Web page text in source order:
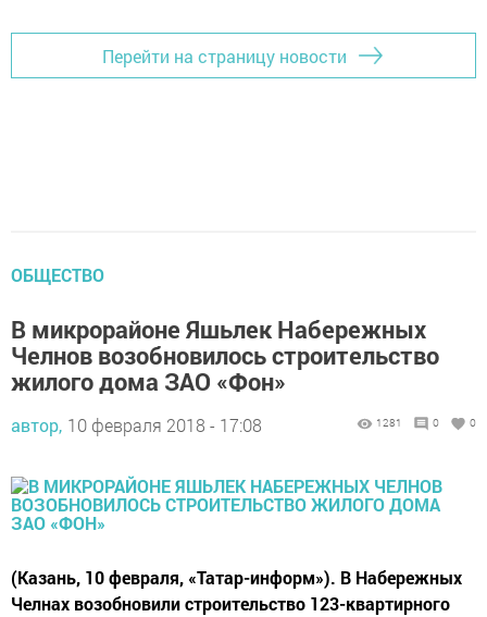
Перейти на страницу новости
ОБЩЕСТВО
В микрорайоне Яшьлек Набережных
Челнов возобновилось строительство
жилого дома ЗАО «Фон»
автор, 10 февраля 2018 - 17:08 1281 0 0
(Казань, 10 февраля, «Татар-информ»). В Набережных
Челнах возобновили строительство 123-квартирного